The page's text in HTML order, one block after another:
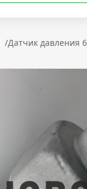
/Датчик давления